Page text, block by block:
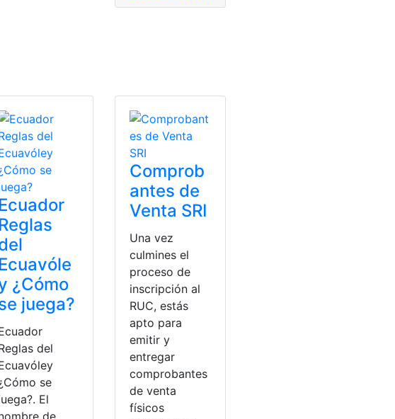
Ecuador
Reglas
Ecuavóle
¿Cómo
juega?
del
se
El
de
Comprob
antes de
Venta SRI
Una vez
culmines el
proceso de
inscripción al
RUC, estás
apto para
emitir y
entregar
comprobantes
de venta
físicos